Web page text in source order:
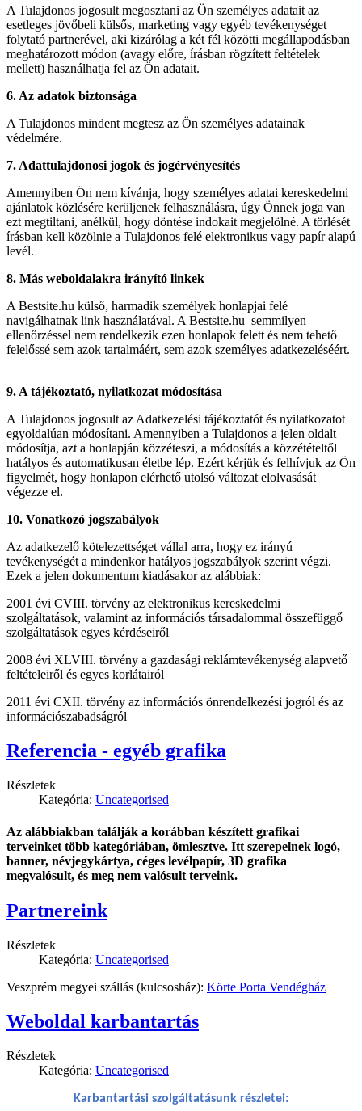
A Tulajdonos jogosult megosztani az Ön személyes adatait az
esetleges jövőbeli külsős, marketing vagy egyéb tevékenységet
folytató partnerével, aki kizárólag a két fél közötti megállapodásban
meghatározott módon (avagy előre, írásban rögzített feltételek
mellett) használhatja fel az Ön adatait.
6. Az adatok biztonsága
A Tulajdonos mindent megtesz az Ön személyes adatainak
védelmére.
7. Adattulajdonosi jogok és jogérvényesítés
Amennyiben Ön nem kívánja, hogy személyes adatai kereskedelmi
ajánlatok közlésére kerüljenek felhasználásra, úgy Önnek joga van
ezt megtiltani, anélkül, hogy döntése indokait megjelölné. A törlését
írásban kell közölnie a Tulajdonos felé elektronikus vagy papír alapú
levél.
8. Más weboldalakra irányító linkek
A Bestsite.hu külső, harmadik személyek honlapjai felé
navigálhatnak link használatával. A Bestsite.hu semmilyen
ellenőrzéssel nem rendelkezik ezen honlapok felett és nem tehető
felelőssé sem azok tartalmáért, sem azok személyes adatkezeléséért.
9. A tájékoztató, nyilatkozat módosítása
A Tulajdonos jogosult az Adatkezelési tájékoztatót és nyilatkozatot
egyoldalúan módosítani. Amennyiben a Tulajdonos a jelen oldalt
módosítja, azt a honlapján közzéteszi, a módosítás a közzétételtől
hatályos és automatikusan életbe lép. Ezért kérjük és felhívjuk az Ön
figyelmét, hogy honlapon elérhető utolsó változat elolvasását
végezze el.
10. Vonatkozó jogszabályok
Az adatkezelő kötelezettséget vállal arra, hogy ez irányú
tevékenységét a mindenkor hatályos jogszabályok szerint végzi.
Ezek a jelen dokumentum kiadásakor az alábbiak:
2001 évi CVIII. törvény az elektronikus kereskedelmi
szolgáltatások, valamint az információs társadalommal összefüggő
szolgáltatások egyes kérdéseiről
2008 évi XLVIII. törvény a gazdasági reklámtevékenység alapvető
feltételeiről és egyes korlátairól
2011 évi CXII. törvény az információs önrendelkezési jogról és az
információszabadságról
Referencia - egyéb grafika
Részletek
Kategória: Uncategorised
Az alábbiakban találják a korábban készített grafikai
terveinket több kategóriában, ömlesztve. Itt szerepelnek logó,
banner, névjegykártya, céges levélpapír, 3D grafika
megvalósult, és meg nem valósult terveink.
Partnereink
Részletek
Kategória: Uncategorised
Veszprém megyei szállás (kulcsosház): Körte Porta Vendégház
Weboldal karbantartás
Részletek
Kategória: Uncategorised
Karbantartási szolgáltatásunk részletei: